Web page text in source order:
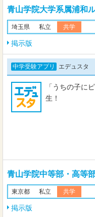
青山学院大学系属浦和
埼玉県 私立 共学
掲示版
青山学院中等部・高等
東京都 私立 共学
掲示版